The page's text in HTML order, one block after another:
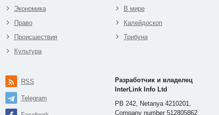
Экономика
Право
Происшествия
Культура
В мире
Калейдоскоп
Трибуна
RSS
Telegram
Разработчик и владелец
InterLink Info Ltd
PB 242, Netanya 4210201,
Company number 512805862